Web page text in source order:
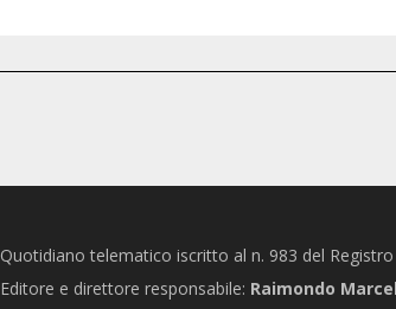
Quotidiano telematico iscritto al n. 983 del
Editore e direttore responsabile: Raimondo